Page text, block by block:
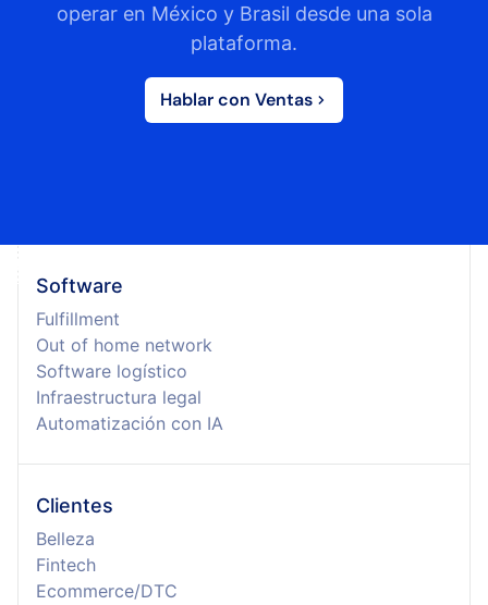
operar en México y Brasil desde una sola
plataforma.
Hablar con Ventas
Software
Fulfillment
Out of home network
Software logístico
Infraestructura legal
Automatización con IA
Clientes
Belleza
Fintech
Ecommerce/DTC